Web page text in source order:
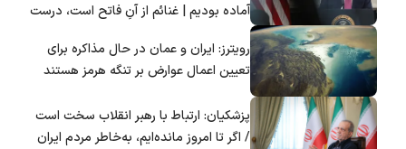
آماده بودیم | غنائم از آنِ فاتح است، درست
رویترز: ایران و عمان در حال مذاکره برای
تعیین اعمال عوارض بر تنگه هرمز هستند
پزشکیان: ارتباط با رهبر انقلاب سخت است
/ اگر تا امروز مانده‌ایم، به‌خاطر مردم ایران